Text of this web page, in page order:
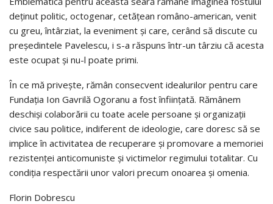
deţinut politic, octogenar, cetăţean româno-american, venit
cu greu, întârziat, la eveniment şi care, cerând să discute cu
preşedintele Pavelescu, i s-a răspuns într-un târziu că acesta
este ocupat şi nu-l poate primi.
În ce mă priveşte, rămân consecvent idealurilor pentru care
Fundaţia Ion Gavrilă Ogoranu a fost înfiinţată. Rămânem
deschişi colaborării cu toate acele persoane şi organizaţii
civice sau politice, indiferent de ideologie, care doresc să se
implice în activitatea de recuperare şi promovare a memoriei
rezistenţei anticomuniste şi victimelor regimului totalitar. Cu
condiţia respectării unor valori precum onoarea şi omenia.
Florin Dobrescu